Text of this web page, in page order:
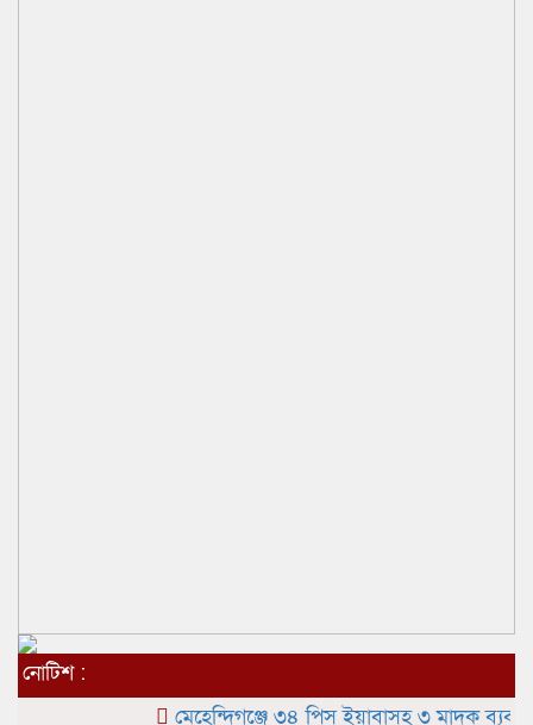
নোটিশ :
মেহেন্দিগঞ্জে ৩৪ পিস ইয়াবাসহ ৩ মাদক ব্যবসায়ী